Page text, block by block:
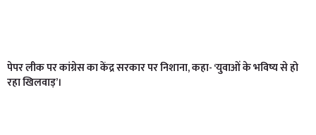
पेपर लीक पर कांग्रेस का केंद्र सरकार पर निशाना, कहा- ‘युवाओं के भविष्य से हो
रहा खिलवाड़’।